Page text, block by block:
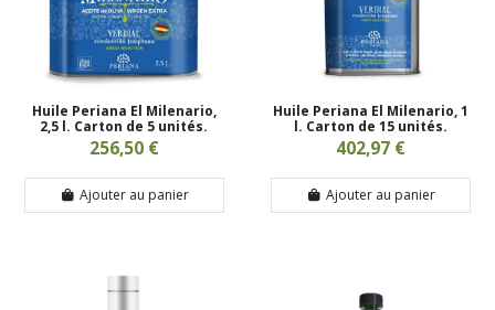
Huile Periana El Milenario,
2,5 l. Carton de 5 unités.
256,50 €
Ajouter au panier
Huile Periana El Milenario, 1
l. Carton de 15 unités.
402,97 €
Ajouter au panier